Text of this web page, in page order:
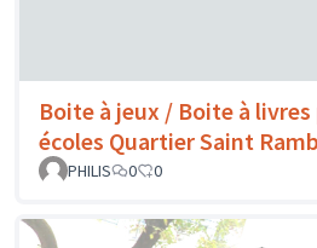
Boite à jeux / Boite à livres
écoles Quartier Saint
PHILIS
0 0